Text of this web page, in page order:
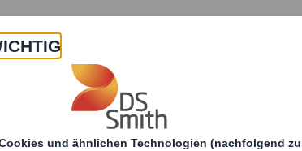
Produkte & Service
Ausbildung